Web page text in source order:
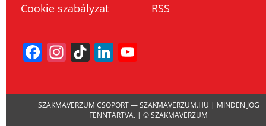
Cookie szabályzat RSS
Facebook
Instagram
TikTokLinkedIn
SZAKMAVERZUM CSOPORT — SZAKMAVERZUM.HU | MINDEN JOG
FENNTARTVA. | © SZAKMAVERZUM